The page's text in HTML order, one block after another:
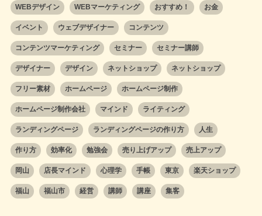
WEBデザイン WEBマーケティング おすすめ！ お金
イベント ウェブデザイナー コンテンツ
コンテンツマーケティング セミナー セミナー講師
デザイナー デザイン ネットショップ ネットショップ
フリー素材 ホームページ ホームページ制作
ホームページ制作会社 マインド ライティング
ランディングページ ランディングページの作り方 人生
作り方 効率化 勉強会 売り上げアップ 売上アップ
岡山 店長マインド 心理学 手帳 東京 楽天ショップ
福山 福山市 経営 講師 講座 集客